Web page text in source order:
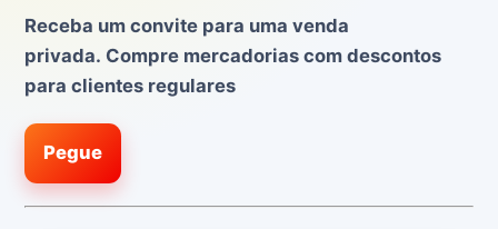
Receba um convite para uma venda
privada. Compre mercadorias com descontos
para clientes regulares
Pegue